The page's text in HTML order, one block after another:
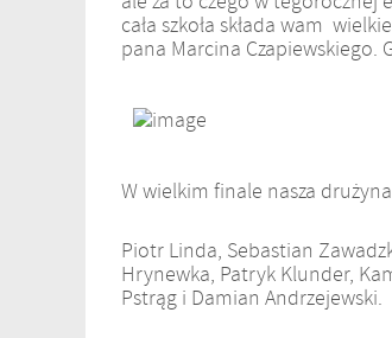
cała szkoła składa wam
pana Marcina Czapiewskiego.
W wielkim finale nasza drużyna
Piotr Linda, Sebastian
Hrynewka, Patryk Klunder,
Pstrąg i Damian Andrzejewski.